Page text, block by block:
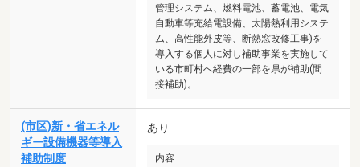
管理システム、燃料電池、蓄電池、電気
自動車等充給電設備、太陽熱利用システ
ム、高性能外皮等、断熱窓改修工事)を
導入する個人に対し補助事業を実施して
いる市町村へ経費の一部を県が補助(間
接補助)。
(市区)新・省エネル
ギー設備機器等導入
補助制度
あり
内容